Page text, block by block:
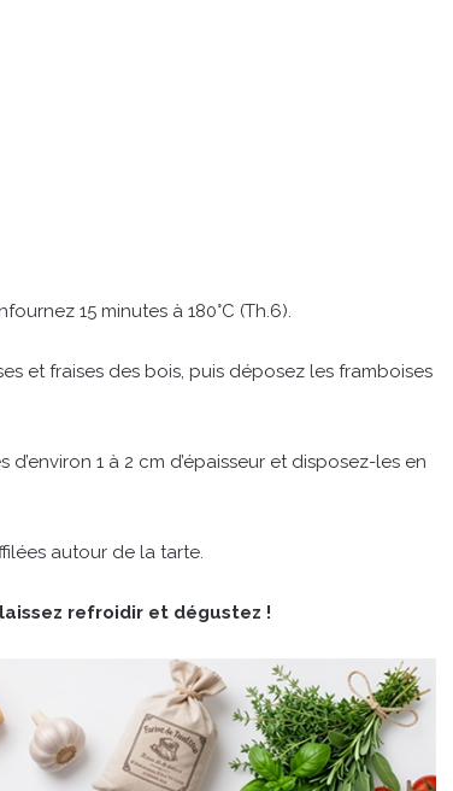
15 minutes à 180°C (Th.6).
et fraises des bois, puis déposez les framboises
1 à 2 cm d’épaisseur et disposez-les en
autour de la tarte.
refroidir et dégustez !